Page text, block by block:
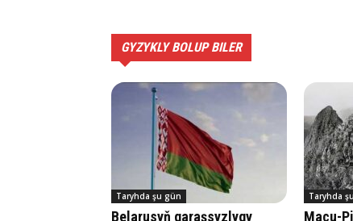
GYZYKLY BOLUP BILER
Taryhda şu gün
Belarusyň garaşsyzlygy
Taryhda
Ma­çu-